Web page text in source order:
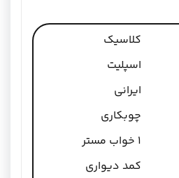
کلاسیک
اسپلیت
ایرانی
چوبکاری
کمد دیواری